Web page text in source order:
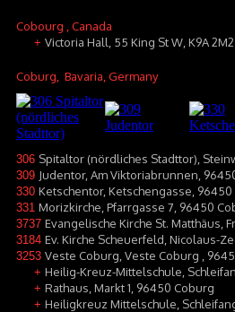
Cobourg , Canada
+ Victoria Hall, 55 King St W, K9A
Coburg , Bavaria, Germany
306 Spitaltor (nördliches Stadttor),
309 Judentor, Am Viktoriabrunnen,
330 Ketschentor, Ketschengasse, 96450
331 Morizkirche, Pfarrgasse 7, 96450
3737 Evangelische Kirche St. Matthäus,
3184 Ev. Kirche Scheuerfeld, Nicolaus-
3253 Veste Coburg, Veste Coburg ,
+ Heilig-Kreuz-Mittelschule,
+ Rathaus, Markt 1, 96450 Coburg
+ Heiligkreuz Mittelschule,